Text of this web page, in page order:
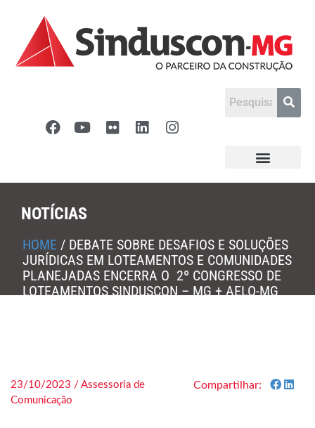
NOTÍCIAS
HOME / DEBATE SOBRE DESAFIOS E SOLUÇÕES
JURÍDICAS EM LOTEAMENTOS E COMUNIDADES
PLANEJADAS ENCERRA O 2º CONGRESSO DE
LOTEAMENTOS SINDUSCON – MG + AELO-MG
23/10/2023 / Assessoria de
Comunicação
Compartilhar: